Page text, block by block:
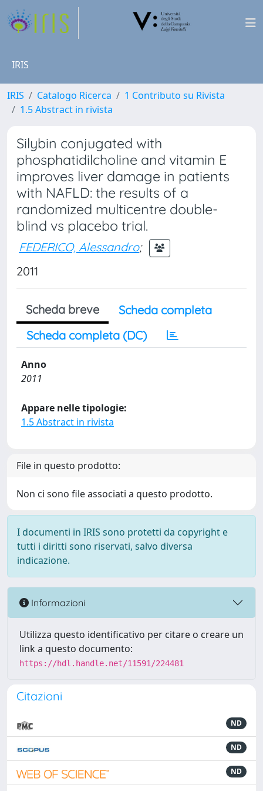
IRIS
IRIS Catalogo Ricerca
1 Contributo su Rivista
1.5 Abstract in rivista
Silybin conjugated with
phosphatidilcholine and vitamin E
improves liver damage in patients
with NAFLD: the results of a
randomized multicentre double-
blind vs placebo trial.
FEDERICO, Alessandro;
2011
Scheda breve
Scheda completa
Scheda completa (DC)
Anno
2011
Appare nelle tipologie:
1.5 Abstract in rivista
File in questo prodotto:
Non ci sono file associati a questo prodotto.
I documenti in IRIS sono protetti da copyright e
tutti i diritti sono riservati, salvo diversa
indicazione.
Informazioni
Utilizza questo identificativo per citare o creare un
link a questo documento:
https://hdl.handle.net/11591/224481
Citazioni
ND
ND
ND